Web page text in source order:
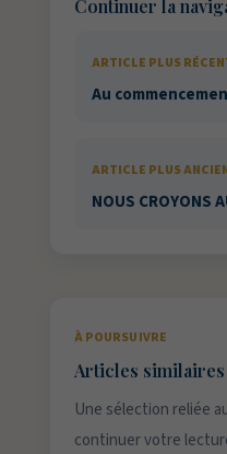
Continuer la
ARTICLE PLUS
Au
ARTICLE PLUS
NOUS CROYONS
À POURSUIVRE
Articles similaires
Une sélection reliée
continuer votre